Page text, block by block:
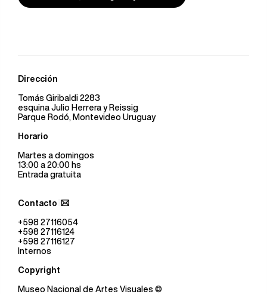
Dirección
Tomás Giribaldi 2283
esquina Julio Herrera y Reissig
Parque Rodó, Montevideo Uruguay
Horario
Martes a domingos
13:00 a 20:00 hs
Entrada gratuita
Contacto
+598 27116054
+598 27116124
+598 27116127
Internos
Copyright
Museo Nacional de Artes Visuales ©